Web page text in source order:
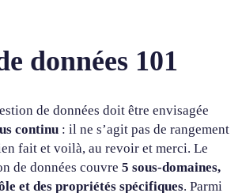
données 101
de données doit être envisagée
continu : il ne s’agit pas de rangement
fait et voilà, au revoir et merci. Le
de données couvre 5 sous-domaines,
et des propriétés spécifiques. Parmi